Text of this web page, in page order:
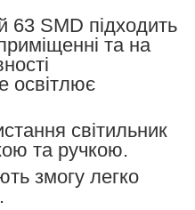
63 SMD підходить
та на
освітлює
світильник
та ручкою.
змогу легко